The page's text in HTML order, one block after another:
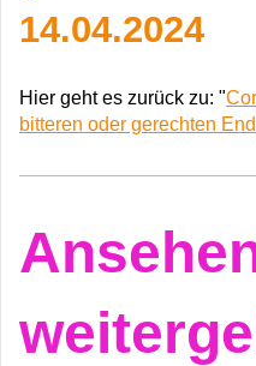
14.04.2024
Hier geht es zurück zu: "
bitteren oder gerechten